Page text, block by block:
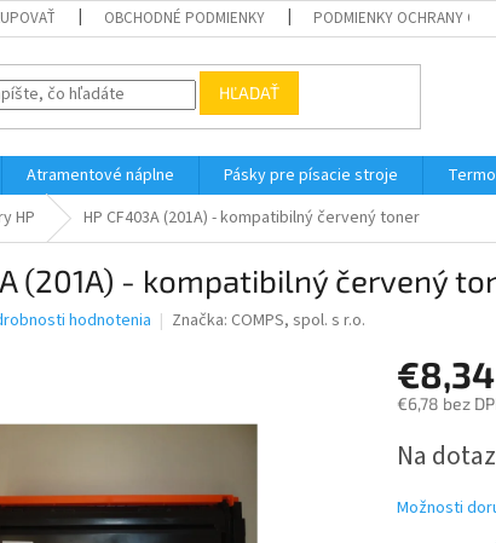
OBCHODNÉ PODMIENKY PODMIENKY OCHRANY
HĽADAŤ
Atramentové náplne Pásky pre písacie stroje
HP HP CF403A (201A) - kompatibilný červený toner
(201A) - kompatibilný červený
hodnotenia Značka: COMPS, spol. s r.o.
€8,34
€6,78 bez
cena:
Na dotaz
Možnosti